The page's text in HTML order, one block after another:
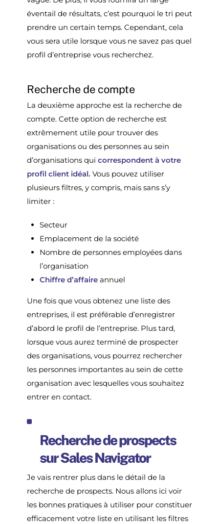
éventail de résultats, c’est pourquoi le tri peut
prendre un certain temps. Cependant, cela
vous sera utile lorsque vous ne savez pas quel
profil d’entreprise vous recherchez.
Recherche de compte
La deuxième approche est la recherche de
compte. Cette option de recherche est
extrêmement utile pour trouver des
organisations ou des personnes au sein
d’organisations qui correspondent à votre
profil client idéal. Vous pouvez utiliser
plusieurs filtres, y compris, mais sans s’y
limiter :
Secteur
Emplacement de la société
Nombre de personnes employées dans
l’organisation
Chiffre d’affaireannuel
Une fois que vous obtenez une liste des
entreprises, il est préférable d’enregistrer
d’abord le profil de l’entreprise. Plus tard,
lorsque vous aurez terminé de prospecter
des organisations, vous pourrez rechercher
les personnes importantes au sein de cette
organisation avec lesquelles vous souhaitez
entrer en contact.
Recherche de prospects
sur Sales Navigator
Je vais rentrer plus dans le détail de la
recherche de prospects. Nous allons ici voir
les bonnes pratiques à utiliser pour constituer
efficacement votre liste en utilisant les filtres